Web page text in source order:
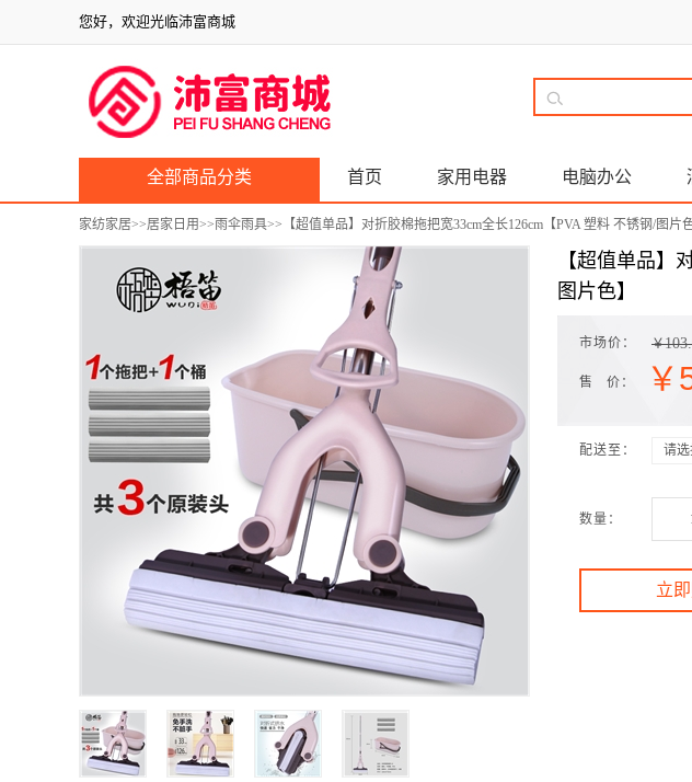
您好，欢迎光临沛富商城
全部商品分类 首页 家用电器 电脑办公
家纺家居>>居家日用>>雨伞雨具>>【超值单品】对折胶棉拖把宽33cm全长126cm【PVA 塑料 不锈钢/图片色
【超值单品】
图片色】
市场价： ￥
售 价： ￥
配送至： 请
数量：
立